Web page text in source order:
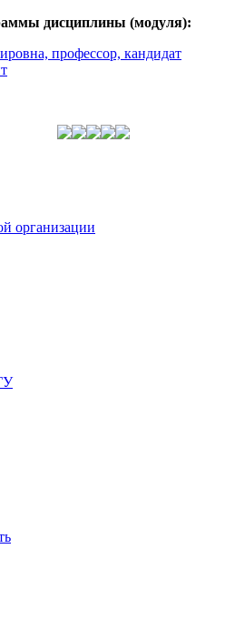
дисциплины (модуля):
профессор, кандидат
организации